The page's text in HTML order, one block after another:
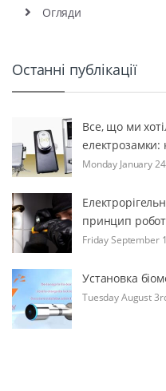
Огляди
Останні публікації
Все, що ми
електрозамки:
Monday January
принцип
Friday September
Установка
Tuesday August